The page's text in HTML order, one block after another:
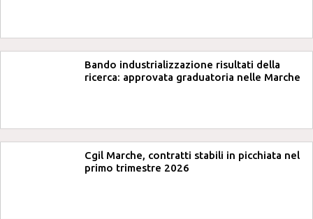
Bando industrializzazione risultati della
ricerca: approvata graduatoria nelle Marche
Cgil Marche, contratti stabili in picchiata nel
primo trimestre 2026